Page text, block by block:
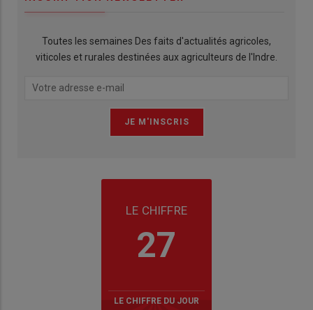
Toutes les semaines Des faits d'actualités agricoles,
viticoles et rurales destinées aux agriculteurs de l'Indre.
LE CHIFFRE
27
LE CHIFFRE DU JOUR